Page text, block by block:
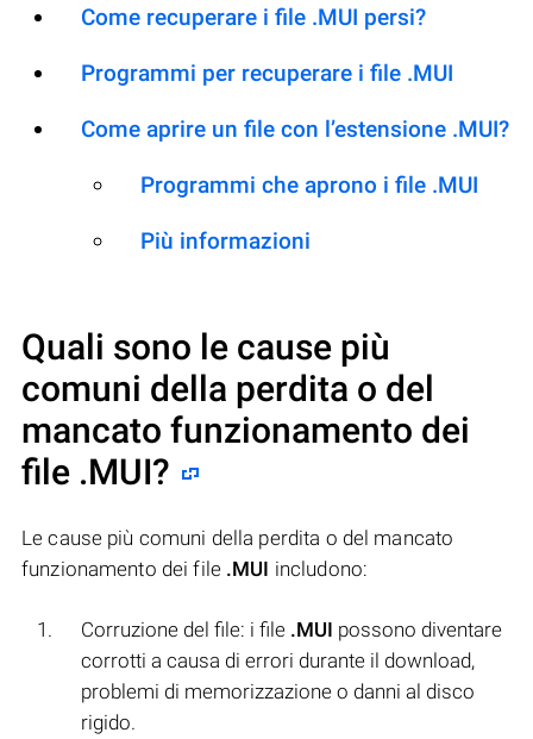
Come recuperare i file .MUI persi?
Programmi per recuperare i file .MUI
Come aprire un file con l’estensione .MUI?
Programmi che aprono i file .MUI
Più informazioni
Quali sono le cause più
comuni della perdita o del
mancato funzionamento dei
file .MUI?
Le cause più comuni della perdita o del mancato
funzionamento dei file .MUI includono:
Corruzione del file: i file .MUI possono diventare
corrotti a causa di errori durante il download,
problemi di memorizzazione o danni al disco
rigido.